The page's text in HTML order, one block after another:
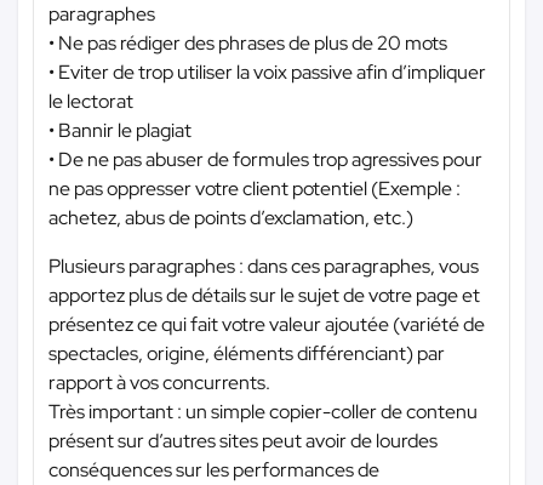
paragraphes
• Ne pas rédiger des phrases de plus de 20 mots
• Eviter de trop utiliser la voix passive afin d’impliquer
le lectorat
• Bannir le plagiat
• De ne pas abuser de formules trop agressives pour
ne pas oppresser votre client potentiel (Exemple :
achetez, abus de points d’exclamation, etc.)
Plusieurs paragraphes : dans ces paragraphes, vous
apportez plus de détails sur le sujet de votre page et
présentez ce qui fait votre valeur ajoutée (variété de
spectacles, origine, éléments différenciant) par
rapport à vos concurrents.
Très important : un simple copier-coller de contenu
présent sur d’autres sites peut avoir de lourdes
conséquences sur les performances de